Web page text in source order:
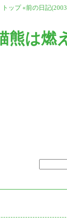
トップ «前の日記
熊は燃